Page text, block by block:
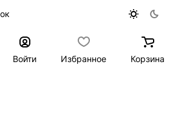
Войти
Избранное Корзина